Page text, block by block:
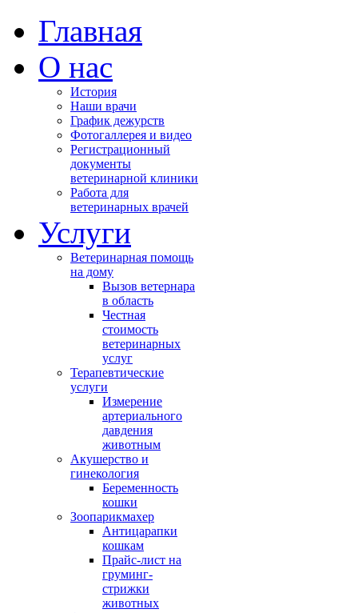
Главная
О нас
История
Наши врачи
График дежурств
Фотогаллерея и видео
Регистрационный
документы
ветеринарной клиники
Работа для
ветеринарных врачей
Услуги
Ветеринарная помощь
на дому
Вызов ветернара
в область
Честная
стоимость
ветеринарных
услуг
Терапевтические
услуги
Измерение
артериального
давдения
животным
Акушерство и
гинекология
Беременность
кошки
Зоопарикмахер
Антицарапки
кошкам
Прайс-лист на
груминг-
стрижки
животных